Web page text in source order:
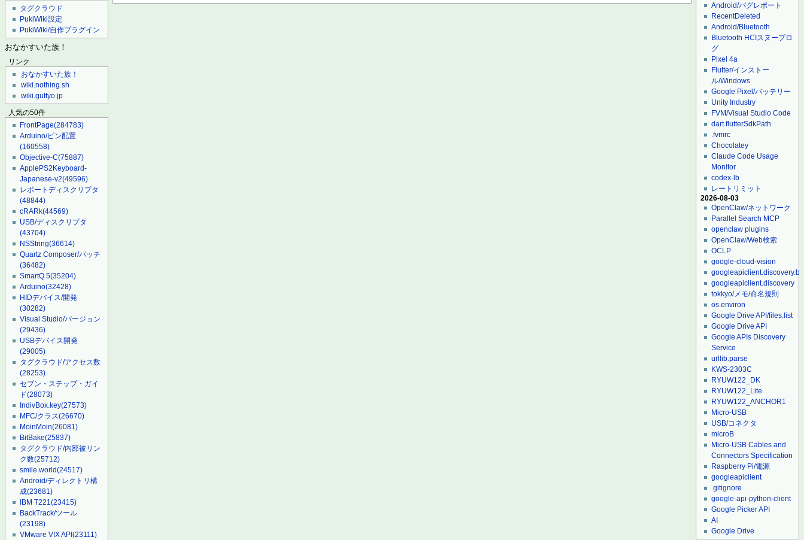
タグクラウド
PukiWiki設定
PukiWiki/自作プラグイン
おなかすいた族！
リンク
おなかすいた族！
wiki.nothing.sh
wiki.guttyo.jp
人気の50件
FrontPage(284783)
Arduino/ピン配置
(160558)
Objective-C(75887)
ApplePS2Keyboard-
Japanese-v2(49596)
レポートディスクリプタ
(48844)
cRARk(44569)
USB/ディスクリプタ
(43704)
NSString(36614)
Quartz Composer/パッチ
(36482)
SmartQ 5(35204)
Arduino(32428)
HIDデバイス/開発
(30282)
Visual Studio/バージョン
(29436)
USBデバイス開発
(29005)
タグクラウド/アクセス数
(28253)
セブン・ステップ・ガイ
ド(28073)
IndivBox.key(27573)
MFC/クラス(26670)
MoinMoin(26081)
BitBake(25837)
タグクラウド/内部被リン
ク数(25712)
smile.world(24517)
Android/ディレクトリ構
成(23681)
IBM T221(23415)
BackTrack/ツール
(23198)
VMware VIX API(23111)
Android/バグレポート
RecentDeleted
Android/Bluetooth
Bluetooth HCIスヌープロ
グ
Pixel 4a
Flutter/インストー
ル/Windows
Google Pixel/バッテリー
Unity Industry
FVM/Visual Studio Code
dart.flutterSdkPath
.fvmrc
Chocolatey
Claude Code Usage
Monitor
codex-lb
レートリミット
2026-08-03
OpenClaw/ネットワーク
Parallel Search MCP
openclaw plugins
OpenClaw/Web検索
OCLP
google-cloud-vision
googleapiclient.discovery
tokkyo/メモ/命名規則
os.environ
Google Drive API/files.list
Google Drive API
Google APIs Discovery
Service
urllib.parse
KWS-2303C
RYUW122_DK
RYUW122_Lite
RYUW122_ANCHOR1
Micro-USB
USB/コネクタ
microB
Micro-USB Cables and
Connectors Specification
Raspberry Pi/電源
googleapiclient
.gitignore
google-api-python-client
Google Picker API
AI
Google Drive